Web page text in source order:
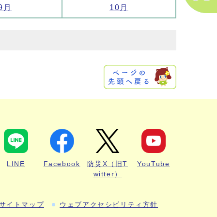
月 10月
LINE Facebook
防災X（旧T
witter）
YouTube
イトマップ ウェブアクセシビリティ方針